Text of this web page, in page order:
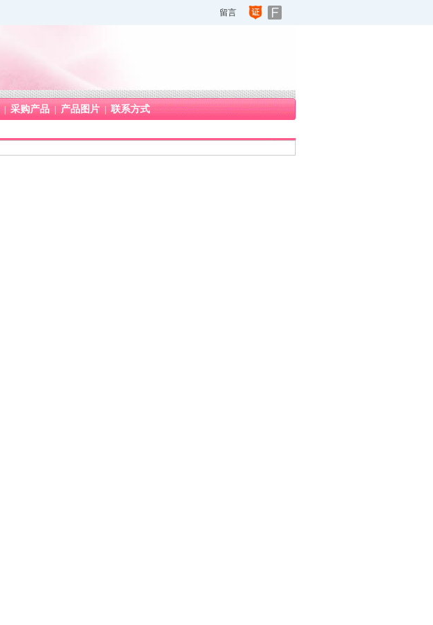
留言
采购产品 产品图片 | 联系方式